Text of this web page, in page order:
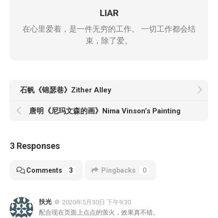
LIAR
在心里爱着，是一件无穷的工作。 一切工作都会结
束，除了爱。
石帆《锦瑟巷》Zither Alley
唐明《尼玛文森的画》Nima Vinson’s Painting
3 Responses
Comments 3 Pingbacks 0
扶光
2020年5月30日 下午9:30
配合现在页面上点点的萤火，效果真不错。